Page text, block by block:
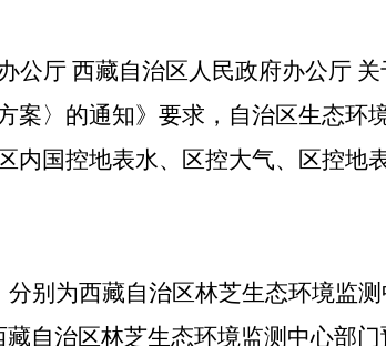
公厅 西藏自治区人民政府办公厅 关
案〉的通知》要求，自治区生态环
内国控地表水、区控大气、区控地
分别为西藏自治区林芝生态环境监
藏自治区林芝生态环境监测中心部门